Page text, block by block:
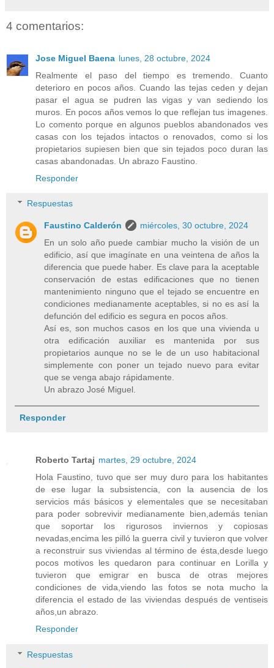
4 comentarios:
Jose Miguel Baena lunes, 28 octubre, 2024
Realmente el paso del tiempo es tremendo. Cuanto
deterioro en pocos años. Cuando las tejas ceden y dejan
pasar el agua se pudren las vigas y van sediendo los
muros. En pocos años vemos lo que reflejan tus imagenes.
Lo comento porque en algunos pueblos abandonados ves
casas con los tejados intactos o renovados, como si los
propietarios supiesen bien que sin tejados poco duran las
casas abandonadas. Un abrazo Faustino.
Responder
Respuestas
Faustino Calderón
miércoles, 30 octubre, 2024
En un solo año puede cambiar mucho la visión de un
edificio, así que imagínate en una veintena de años la
diferencia que puede haber. Es clave para la aceptable
conservación de estas edificaciones que no tienen
mantenimiento ninguno que el tejado se encuentre en
condiciones medianamente aceptables, si no es así la
defunción del edificio es segura en pocos años.
Así es, son muchos casos en los que una vivienda u
otra edificación auxiliar es mantenida por sus
propietarios aunque no se le de un uso habitacional
simplemente con poner un tejado nuevo para evitar
que se venga abajo rápidamente.
Un abrazo José Miguel.
Responder
Roberto Tartaj martes, 29 octubre, 2024
Hola Faustino, tuvo que ser muy duro para los habitantes
de ese lugar la subsistencia, con la ausencia de los
servicios más básicos y elementales que se necesitaban
para poder sobrevivir medianamente bien,además tenian
que soportar los rigurosos inviernos y copiosas
nevadas,encima les pilló la guerra civil y tuvieron que volver
a reconstruir sus viviendas al término de ésta,desde luego
pocos motivos les quedaron para continuar en Lorilla y
tuvieron que emigrar en busca de otras mejores
condiciones de vida,viendo las fotos se nota mucho la
diferencia el estado de las viviendas después de ventiseis
años,un abrazo.
Responder
Respuestas